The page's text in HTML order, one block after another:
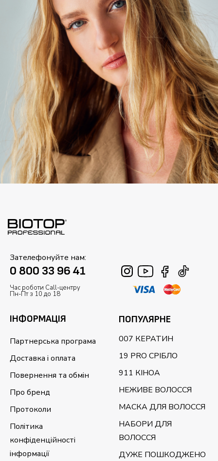
Зателефонуйте нам:
0 800 33 96 41
Час роботи Call-центру
Пн-Пт з 10 до 18
ІНФОРМАЦІЯ
Партнерська програма
Доставка і оплата
Повернення та обмін
Про бренд
Протоколи
Політика
конфіденційності
інформації
ПОПУЛЯРНЕ
007 КЕРАТИН
19 PRO СРІБЛО
911 КІНОА
НЕЖИВЕ ВОЛОССЯ
МАСКА ДЛЯ ВОЛОССЯ
НАБОРИ ДЛЯ
ВОЛОССЯ
ДУЖЕ ПОШКОДЖЕНО